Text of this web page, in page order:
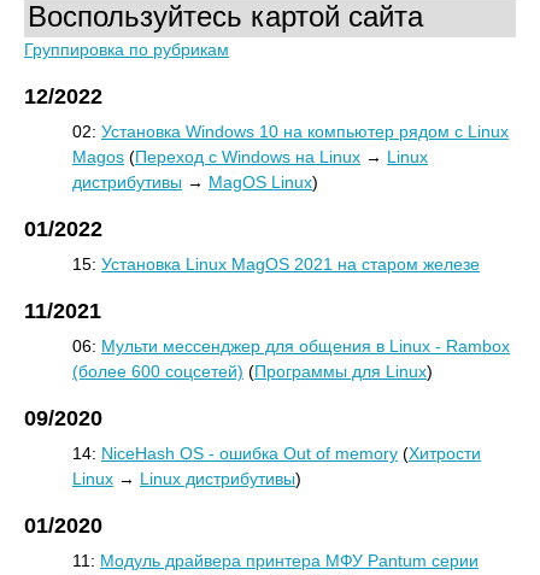
Воспользуйтесь картой сайта
Группировка по рубрикам
12/2022
02: Установка Windows 10 на компьютер рядом с Linux
Magos (Переход с Windows на Linux → Linux
дистрибутивы → MagOS Linux)
01/2022
15: Установка Linux MagOS 2021 на старом железе
11/2021
06: Мульти мессенджер для общения в Linux - Rambox
(более 600 соцсетей) (Программы для Linux)
09/2020
14: NiceHash OS - ошибка Out of memory (Хитрости
Linux → Linux дистрибутивы)
01/2020
11: Модуль драйвера принтера МФУ Pantum серии